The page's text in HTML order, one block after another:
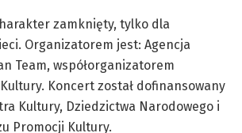
zamknięty, tylko dla
Organizatorem jest: Agencja
Team, współorganizatorem
Koncert został dofinansowany
Kultury, Dziedzictwa Narodowego i
Promocji Kultury.